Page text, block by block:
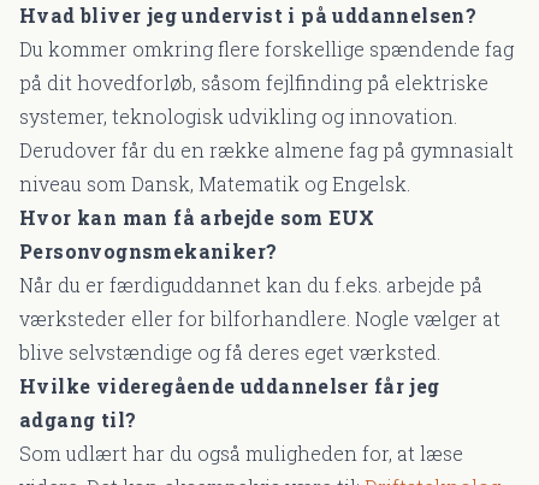
Hvad bliver jeg undervist i på uddannelsen?
Du kommer omkring flere forskellige spændende fag
på dit hovedforløb, såsom fejlfinding på elektriske
systemer, teknologisk udvikling og innovation.
Derudover får du en række almene fag på gymnasialt
niveau som Dansk, Matematik og Engelsk.
Hvor kan man få arbejde som EUX
Personvognsmekaniker?
Når du er færdiguddannet kan du f.eks. arbejde på
værksteder eller for bilforhandlere. Nogle vælger at
blive selvstændige og få deres eget værksted.
Hvilke videregående uddannelser får jeg
adgang til?
Som udlært har du også muligheden for, at læse